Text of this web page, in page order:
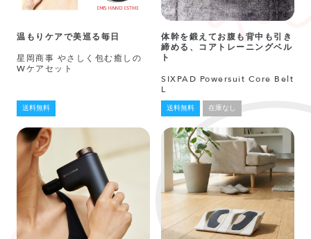
温もりケアで美巡る毎日
星岡商事 やさしく包む癒しの
Wケアセット
送料無料
体幹を鍛えてお腹も背中も引き
締める、コアトレーニングベル
ト
SIXPAD Powersuit Core Belt
L
送料無料 在庫なし